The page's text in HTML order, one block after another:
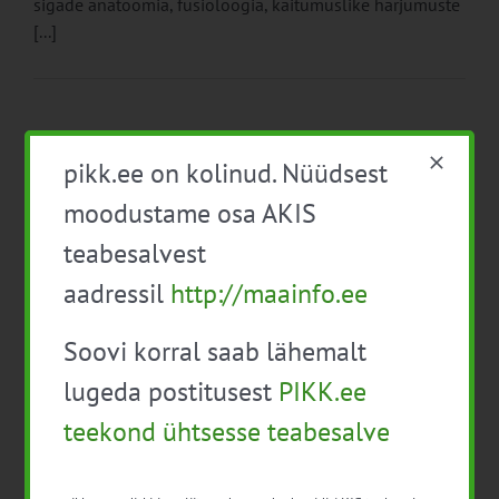
sigade anatoomia, füsioloogia, käitumuslike harjumuste
[...]
Lihatootja ei saa endale lubada stressis loomade
pidamist
12. märts 2025 | Kategooriad:Keskkond ,Loomakasvatus,Uudised
lihatootmine loomade heaolu
osa, kuna see on otseselt seotud nii keskkonnamõjude,
pikk.ee on kolinud. Nüüdsest
moodustame osa AKIS
teabesalvest
aadressil http://maainfo.ee
Soovi korral saab lähemalt
lugeda postitusest PIKK.ee
teekond ühtsesse teabesalve